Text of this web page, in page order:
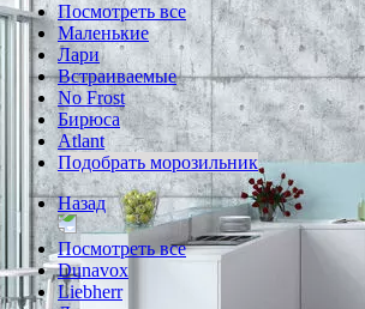
Посмотреть все
Маленькие
Лари
Встраиваемые
No Frost
Бирюса
Atlant
Подобрать морозильник
Назад
Посмотреть все
Dunavox
Liebherr